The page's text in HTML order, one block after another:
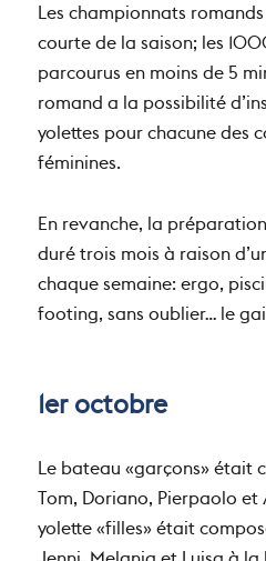
Les championnats
courte de la saison; les
parcourus en moins de 5
romand a la possibilité
yolettes pour chacune des
féminines.
En revanche, la
duré trois mois à raison
chaque semaine: ergo,
footing, sans oublier… le
1er octobre
Le bateau «garçons» était
Tom, Doriano, Pierpaolo
yolette «filles» était